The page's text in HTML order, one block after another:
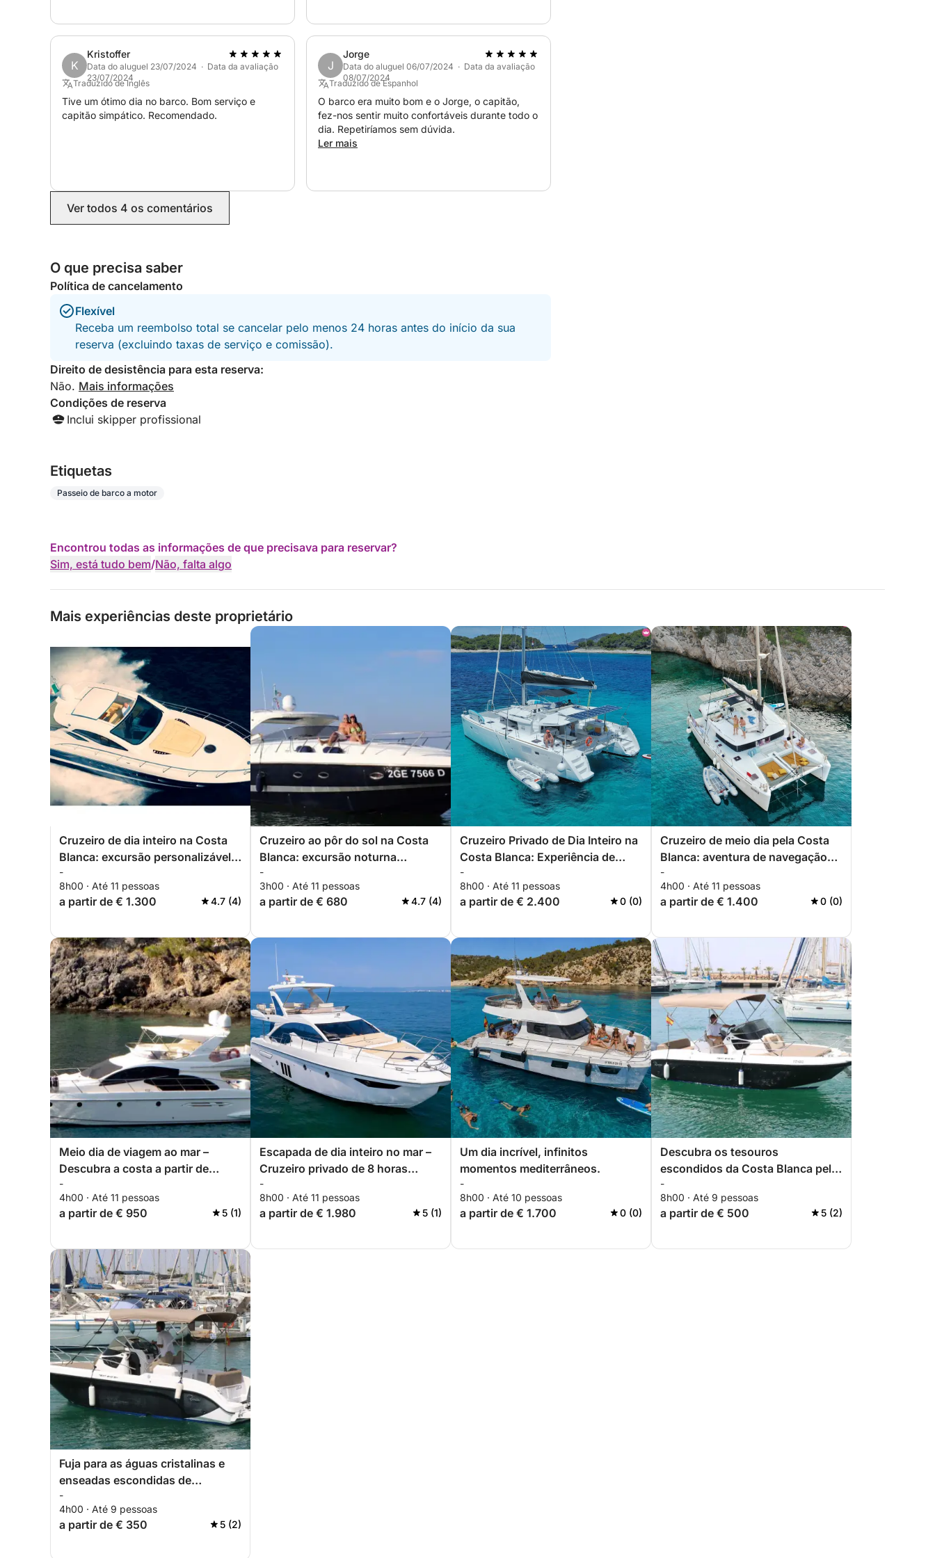
K
Kristoffer
Data do aluguel 23/07/2024 · Data da avaliação
23/07/2024
Traduzido de Inglês
Tive um ótimo dia no barco. Bom serviço e
capitão simpático. Recomendado.
J
Jorge
Data do aluguel 06/07/2024 · Data da avaliação
08/07/2024
Traduzido de Espanhol
O barco era muito bom e o Jorge, o capitão,
fez-nos sentir muito confortáveis durante todo o
dia. Repetiríamos sem dúvida.
Ler mais
Ver todos 4 os comentários
O que precisa saber
Política de cancelamento
Flexível
Receba um reembolso total se cancelar pelo menos 24 horas antes do início da sua
reserva (excluindo taxas de serviço e comissão).
Direito de desistência para esta reserva:
Não. Mais informações
Condições de reserva
Inclui skipper profissional
Etiquetas
Passeio de barco a motor
Encontrou todas as informações de que precisava para reservar?
Sim, está tudo bem/Não, falta algo
Mais experiências deste proprietário
Cruzeiro de dia inteiro na Costa
Blanca: excursão personalizável
de Torrevieja a La Manga e
Tabarca
-
8h00 · Até 11 pessoas
a partir de € 1.300 4.7 (4)
Cruzeiro ao pôr do sol na Costa
Blanca: excursão noturna
personalizável de Torrevieja a La
Manga e Tabarca
-
3h00 · Até 11 pessoas
a partir de € 680 4.7 (4)
Cruzeiro Privado de Dia Inteiro na
Costa Blanca: Experiência de
Navegação Personalizada de
Torrevieja a Tabarca e La Manga
-
8h00 · Até 11 pessoas
a partir de € 2.400 0 (0)
Cruzeiro de meio dia pela Costa
Blanca: aventura de navegação
personalizada de Torrevieja a
Tabarca e La Manga
-
4h00 · Até 11 pessoas
a partir de € 1.400 0 (0)
Meio dia de viagem ao mar –
Descubra a costa a partir de
Torrevieja
-
4h00 · Até 11 pessoas
a partir de € 950 5 (1)
Escapada de dia inteiro no mar –
Cruzeiro privado de 8 horas
saindo de Marina Salinas
-
8h00 · Até 11 pessoas
a partir de € 1.980 5 (1)
Um dia incrível, infinitos
momentos mediterrâneos.
-
8h00 · Até 10 pessoas
a partir de € 1.700 0 (0)
Descubra os tesouros
escondidos da Costa Blanca pelo
mar.
-
8h00 · Até 9 pessoas
a partir de € 500 5 (2)
Fuja para as águas cristalinas e
enseadas escondidas de
Torrevieja.
-
4h00 · Até 9 pessoas
a partir de € 350 5 (2)